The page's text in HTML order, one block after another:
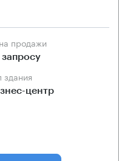
продажи
запросу
здания
центр